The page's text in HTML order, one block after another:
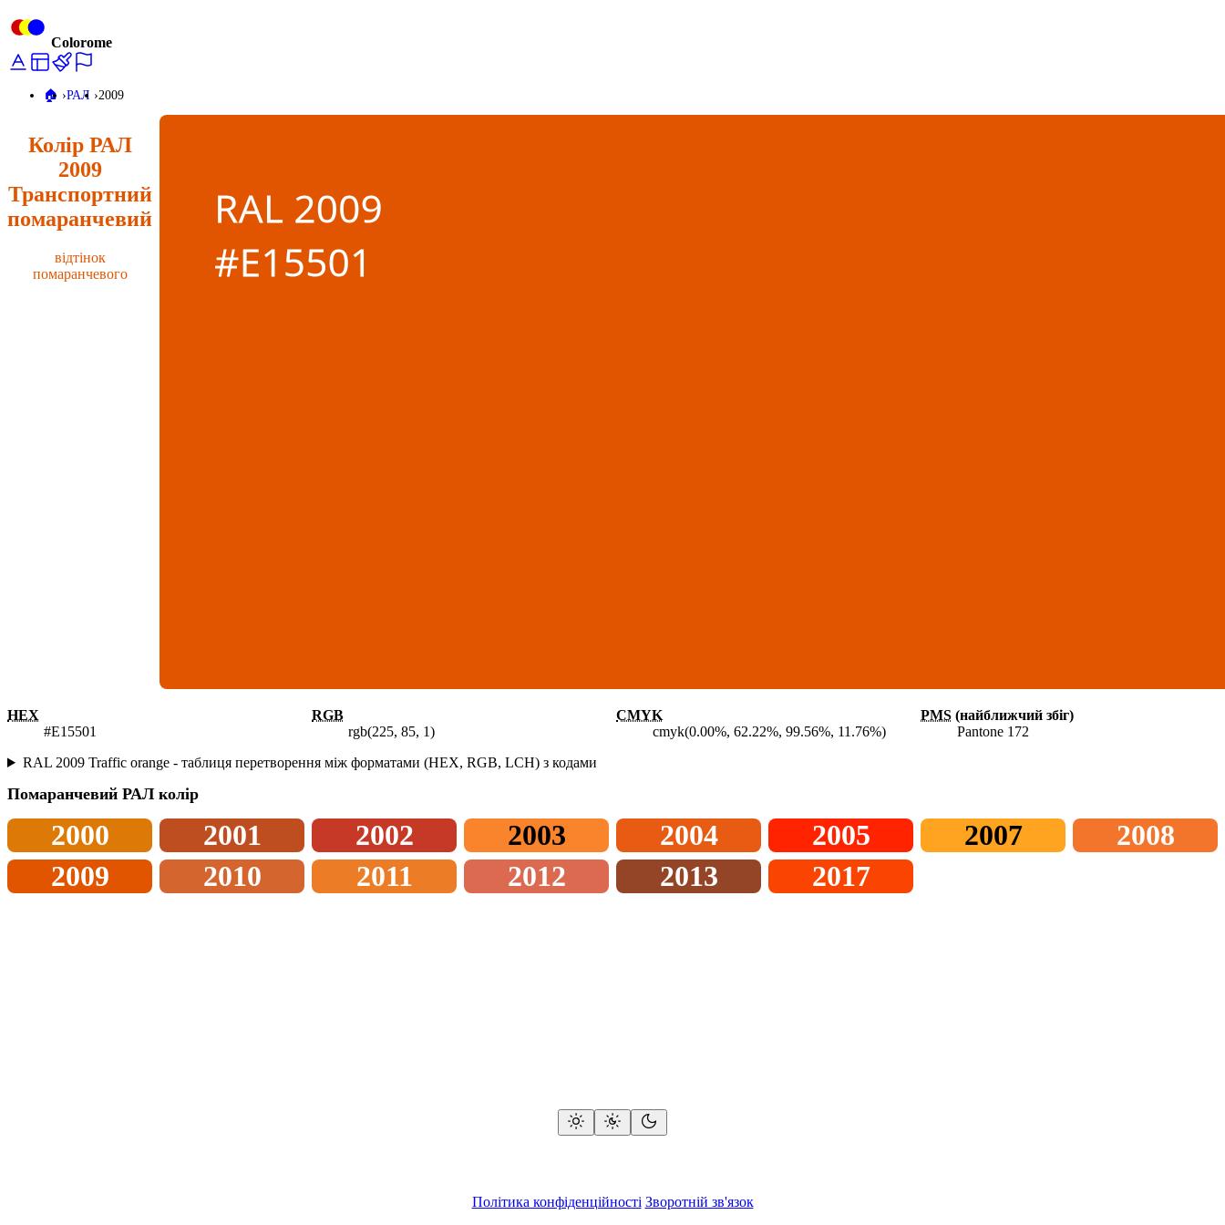
Colorome
🏠️ РАЛ 2009
Колір РАЛ
2009
Транспортний
помаранчевий
відтінок
помаранчевого
HEX
#E15501
RGB
rgb(225, 85, 1)
CMYK
cmyk(0.00%, 62.22%, 99.56%, 11.76%)
PMS (найближчий збіг)
Pantone 172
RAL 2009 Traffic orange - таблиця перетворення між форматами (HEX, RGB, LCH) з кодами
Помаранчевий РАЛ колір
2000 2001 2002 2003 2004 2005 2007
2008
2009
2010 2011 2012 2013 2017
Політика конфіденційності Зворотній зв'язок